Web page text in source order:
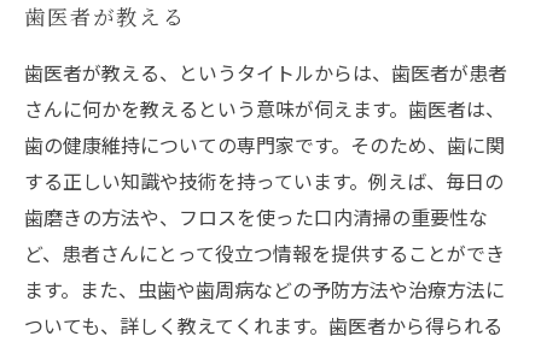
歯医者が教える
歯医者が教える、というタイトルからは、歯医者が患者
さんに何かを教えるという意味が伺えます。歯医者は、
歯の健康維持についての専門家です。そのため、歯に関
する正しい知識や技術を持っています。例えば、毎日の
歯磨きの方法や、フロスを使った口内清掃の重要性な
ど、患者さんにとって役立つ情報を提供することができ
ます。また、虫歯や歯周病などの予防方法や治療方法に
ついても、詳しく教えてくれます。歯医者から得られる